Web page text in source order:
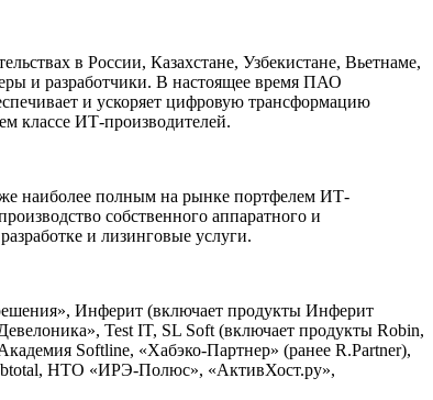
в России, Казахстане, Узбекистане, Вьетнаме,
и разработчики. В настоящее время ПАО
и ускоряет цифровую трансформацию
классе ИТ-производителей.
наиболее полным на рынке портфелем ИТ-
собственного аппаратного и
и лизинговые услуги.
Инферит (включает продукты Инферит
Test IT, SL Soft (включает продукты Robin,
Softline, «Хабэко-Партнер» (ранее R.Partner),
НТО «ИРЭ-Полюс», «АктивХост.ру»,